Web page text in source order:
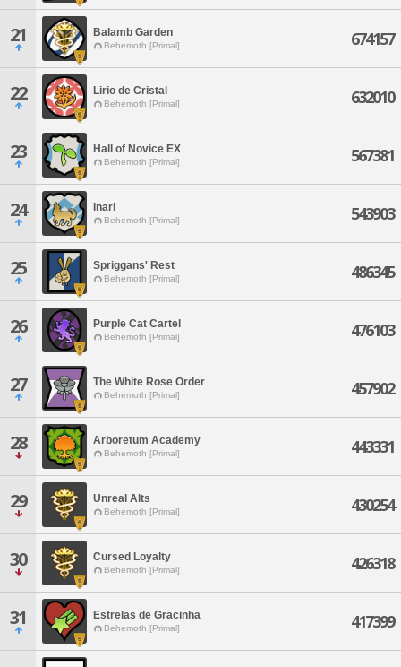
21 Balamb Garden
Behemoth [Primal] 674157
22 Lirio de Cristal
Behemoth [Primal] 632010
23 Hall of Novice EX
Behemoth [Primal] 567381
24 Inari
Behemoth [Primal] 543903
25 Spriggans' Rest
Behemoth [Primal] 486345
26 Purple Cat Cartel
Behemoth [Primal] 476103
27 The White Rose Order
Behemoth [Primal] 457902
28 Arboretum Academy
Behemoth [Primal] 443331
29 Unreal Alts
Behemoth [Primal] 430254
30 Cursed Loyalty
Behemoth [Primal] 426318
31 Estrelas de Gracinha
Behemoth [Primal] 417399